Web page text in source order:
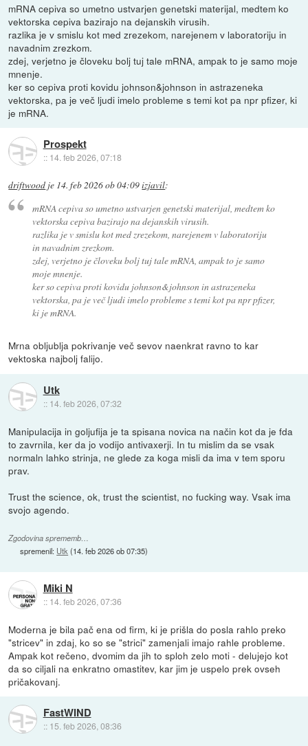
mRNA cepiva so umetno ustvarjen genetski materijal, medtem ko
vektorska cepiva bazirajo na dejanskih virusih.
razlika je v smislu kot med zrezekom, narejenem v laboratoriju in
navadnim zrezkom.
zdej, verjetno je človeku bolj tuj tale mRNA, ampak to je samo moje
mnenje.
ker so cepiva proti kovidu johnson&johnson in astrazeneka
vektorska, pa je več ljudi imelo probleme s temi kot pa npr pfizer, ki
je mRNA.
Prospekt
:: 14. feb 2026, 07:18
driftwood je 14. feb 2026 ob 04:09izjavil:
mRNA cepiva so umetno ustvarjen genetski materijal, medtem ko
vektorska cepiva bazirajo na dejanskih virusih.
razlika je v smislu kot med zrezekom, narejenem v laboratoriju
in navadnim zrezkom.
zdej, verjetno je človeku bolj tuj tale mRNA, ampak to je samo
moje mnenje.
ker so cepiva proti kovidu johnson&johnson in astrazeneka
vektorska, pa je več ljudi imelo probleme s temi kot pa npr pfizer,
ki je mRNA.
Mrna obljublja pokrivanje več sevov naenkrat ravno to kar
vektoska najbolj falijo.
Utk
:: 14. feb 2026, 07:32
Manipulacija in goljufija je ta spisana novica na način kot da je fda
to zavrnila, ker da jo vodijo antivaxerji. In tu mislim da se vsak
normaln lahko strinja, ne glede za koga misli da ima v tem sporu
prav.
Trust the science, ok, trust the scientist, no fucking way. Vsak ima
svojo agendo.
Zgodovina sprememb…
spremenil: Utk (14. feb 2026 ob 07:35)
Miki N
:: 14. feb 2026, 07:36
Moderna je bila pač ena od firm, ki je prišla do posla rahlo preko
"stricev" in zdaj, ko so se "strici" zamenjali imajo rahle probleme.
Ampak kot rečeno, dvomim da jih to sploh zelo moti - delujejo kot
da so ciljali na enkratno omastitev, kar jim je uspelo prek ovseh
pričakovanj.
FastWIND
:: 15. feb 2026, 08:36